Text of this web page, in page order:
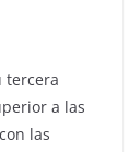
tercera
a las
las